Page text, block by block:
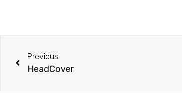
Previous
HeadCover